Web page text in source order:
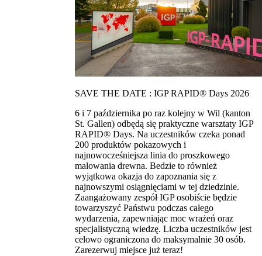
SAVE THE DATE : IGP RAPID® Days 2026
6 i 7 października po raz kolejny w Wil (kanton
St. Gallen) odbędą się praktyczne warsztaty IGP
RAPID® Days. Na uczestników czeka ponad
200 produktów pokazowych i
najnowocześniejsza linia do proszkowego
malowania drewna. Bedzie to również
wyjątkowa okazja do zapoznania się z
najnowszymi osiągnięciami w tej dziedzinie.
Zaangażowany zespół IGP osobiście będzie
towarzyszyć Państwu podczas całego
wydarzenia, zapewniając moc wrażeń oraz
specjalistyczną wiedzę. Liczba uczestników jest
celowo ograniczona do maksymalnie 30 osób.
Zarezerwuj miejsce już teraz!